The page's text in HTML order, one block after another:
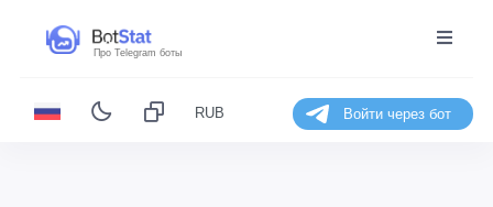
Про Telegram боты
RUB Войти через бот